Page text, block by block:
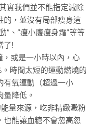
實我們並不能指定減除
的，並沒有局部瘦身這
”、”瘦小腹瘦身霜”等等
了!
，或是一小時以內，心
時間太短的運動燃燒的
有氧運動（超過一小
量降低。
量來源，吃非精緻澱粉
也能讓血糖不會忽高忽